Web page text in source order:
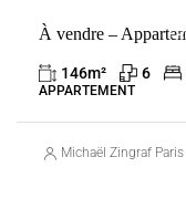
146m² 6
APPARTEMENT
Michaël Zingraf Paris